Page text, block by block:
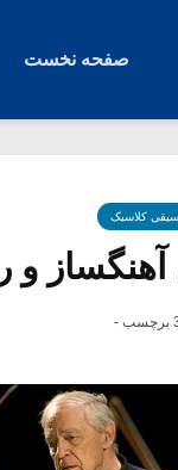
صفحه نخست
کلاسیک
و
-